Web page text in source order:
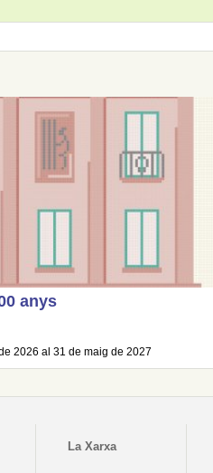
anys
2026 al 31 de maig de 2027
La Xarxa